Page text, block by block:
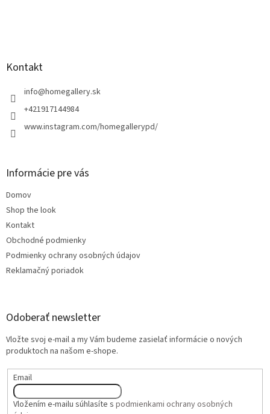
Kontakt
info@homegallery.sk
+421917144984
www.instagram.com/homegallerypd/
Informácie pre vás
Domov
Shop the look
Kontakt
Obchodné podmienky
Podmienky ochrany osobných údajov
Reklamačný poriadok
Odoberať newsletter
Vložte svoj e-mail a my Vám budeme zasielať informácie o nových
produktoch na našom e-shope.
Email
Vložením e-mailu súhlasíte s podmienkami ochrany osobných